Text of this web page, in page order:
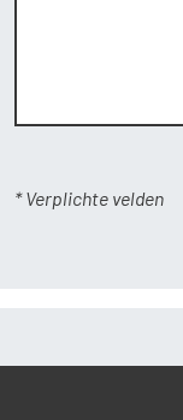
* Verplichte velden